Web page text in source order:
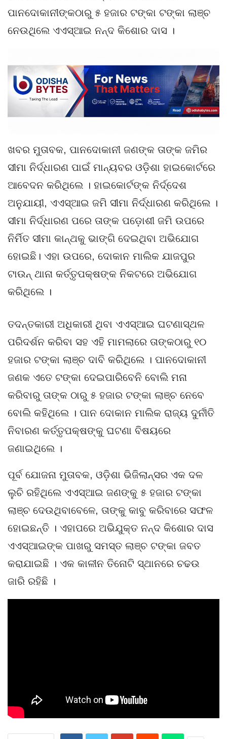
ପାନଦୋକାନୀଙ୍କଠାରୁ ୫ ହଜାର ଟଙ୍କା ଟଙ୍କା ଲାଞ୍ଚ
ନେଉଥିଲେ ଏଏସ୍‌ଆଇ ନନ୍ଦ କିଶୋର ଦାସ ।
ଖବର ମୁତାବକ, ପାନଦୋକାନୀ ଜଣଙ୍କ ତାଙ୍କ ଜମିର
ସୀମା ନିର୍ଦ୍ଧାରଣ ପାଇଁ ମାନ୍ୟବର ଓଡ଼ିଶା ହାଇକୋର୍ଟରେ
ଆବେଦନ କରିଥିଲେ । ହାଇକୋର୍ଟଙ୍କ ନିର୍ଦ୍ଦେଶ
ଅନୁଯାୟୀ, ଏଏସ୍‌ଆଇ ଜମି ସୀମା ନିର୍ଦ୍ଧାରଣ କରିଥିଲେ ।
ସୀମା ନିର୍ଦ୍ଧାରଣ ପରେ ତାଙ୍କ ପଡ଼ୋଶୀ ଜମି ଉପରେ
ନିର୍ମିତ ସୀମା କାନ୍ଥକୁ ଭାଙ୍ଗି ଦେଇଥିବା ଅଭିଯୋଗ
ହୋଇଛି। ଏହା ଉପରେ, ଦୋକାନ ମାଲିକ ଯାଜପୁର
ଟାଉନ୍ ଥାନା କର୍ତ୍ତୃପକ୍ଷଙ୍କ ନିକଟରେ ଅଭିଯୋଗ
କରିଥିଲେ ।
ତଦନ୍ତକାରୀ ଅଧିକାରୀ ଥିବା ଏଏସ୍ଆଇ ଘଟଣାସ୍ଥଳ
ପରିଦର୍ଶନ କରିବା ସହ ଏହି ମାମଲାରେ ତାଙ୍କଠାରୁ ୧୦
ହଜାର ଟଙ୍କା ଲାଞ୍ଚ ଦାବି କରିଥିଲେ । ପାନଦୋକାନୀ
ଜଣକ ଏତେ ଟଙ୍କା ଦେଇପାରିବେନି ବୋଲି ମନା
କରିବାରୁ ତାଙ୍କ ଠାରୁ ୫ ହଜାର ଟଙ୍କା ଲାଞ୍ଚ ନେବେ
ବୋଲି କହିଥିଲେ । ପାନ ଦୋକାନ ମାଲିକ ରାଜ୍ୟ ଦୁର୍ନୀତି
ନିବାରଣ କର୍ତ୍ତୃପକ୍ଷଙ୍କୁ ଘଟଣା ବିଷୟରେ
ଜଣାଇଥିଲେ ।
ପୂର୍ବ ଯୋଜନା ମୁତାବକ, ଓଡ଼ିଶା ଭିଜିଲାନ୍ସର ଏକ ଦଳ
ଲୁଚି ରହିଥିଲେ ଏଏସ୍ଆଇ ଜଣଙ୍କୁ ୫ ହଜାର ଟଙ୍କା
ଲାଞ୍ଚ ଦେଉଥିବାବେଳେ, ତାଙ୍କୁ କାବୁ କରିବାରେ ସଫଳ
ହୋଇଛନ୍ତି । ଏହାପରେ ଅଭିଯୁକ୍ତ ନନ୍ଦ କିଶୋର ଦାସ
ଏଏସ୍ଆଇଙ୍କ ପାଖରୁ ସମସ୍ତ ଲାଞ୍ଚ ଟଙ୍କା ଜବତ
କରାଯାଇଛି । ଏକ କାଳୀନ ତିନୋଟି ସ୍ଥାନରେ ଚଢଉ
ଜାରି ରହିଛି ।